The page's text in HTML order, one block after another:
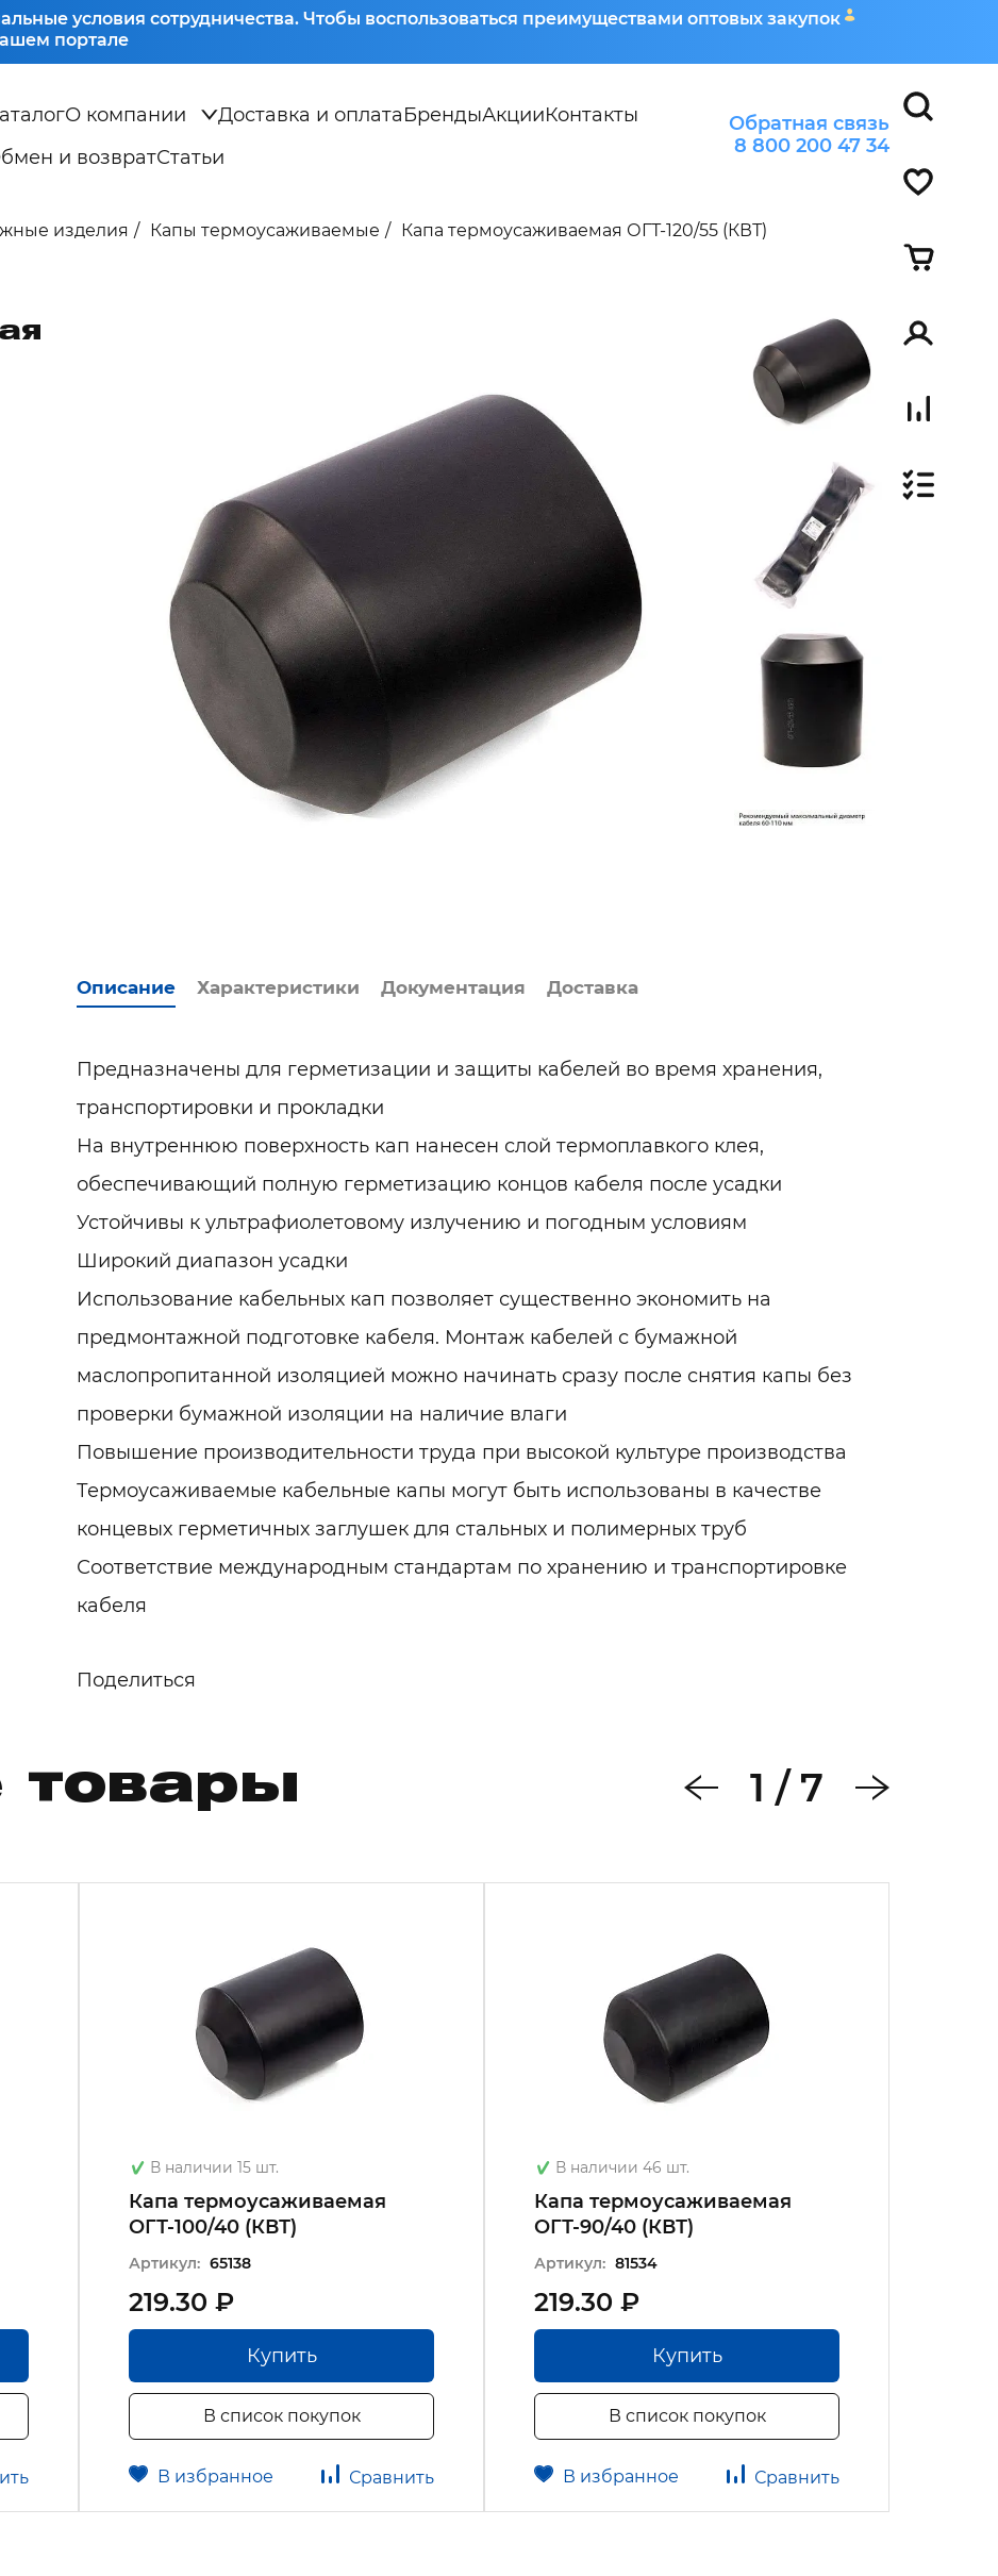
условия сотрудничества. Чтобы воспользоваться преимуществами оптовых закупок
портале
О компании Доставка и оплатаБрендыАкцииКонтакты
и возвратСтатьи
Обратная связь
8 800 200 47 34
изделия Капы термоусаживаемые Капа термоусаживаемая ОГТ-120/55 (КВТ)
Описание Характеристики Документация Доставка
Предназначены для герметизации и защиты кабелей во время хранения,
транспортировки и прокладки
На внутреннюю поверхность кап нанесен слой термоплавкого клея,
обеспечивающий полную герметизацию концов кабеля после усадки
Устойчивы к ультрафиолетовому излучению и погодным условиям
Широкий диапазон усадки
Использование кабельных кап позволяет существенно экономить на
предмонтажной подготовке кабеля. Монтаж кабелей с бумажной
маслопропитанной изоляцией можно начинать сразу после снятия капы без
проверки бумажной изоляции на наличие влаги
Повышение производительности труда при высокой культуре производства
Термоусаживаемые кабельные капы могут быть использованы в качестве
концевых герметичных заглушек для стальных и полимерных труб
Соответствие международным стандартам по хранению и транспортировке
кабеля
Поделиться
товары 1 / 7
В наличии 15 шт.
Капа термоусаживаемая
ОГТ-100/40 (КВТ)
Артикул: 65138
219.30 ₽
Купить
В список покупок
В избранное Сравнить
В наличии 46 шт.
Капа термоусаживаемая
ОГТ-90/40 (КВТ)
Артикул: 81534
219.30 ₽
Купить
В список покупок
В избранное Сравнить